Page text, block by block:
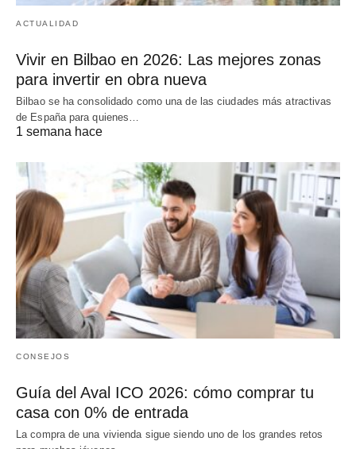
ACTUALIDAD
Vivir en Bilbao en 2026: Las mejores zonas
para invertir en obra nueva
Bilbao se ha consolidado como una de las ciudades más atractivas
de España para quienes…
1 semana hace
CONSEJOS
Guía del Aval ICO 2026: cómo comprar tu
casa con 0% de entrada
La compra de una vivienda sigue siendo uno de los grandes retos